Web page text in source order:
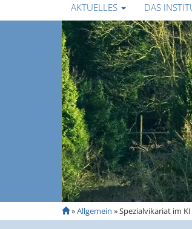
AKTUELLES DAS
S
t
»Allgemein »Spezialvikariat im KI